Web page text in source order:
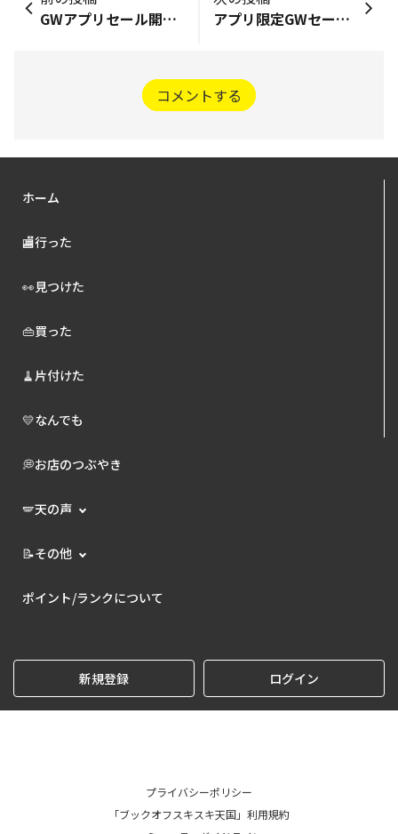
GWアプリセール開催中
アプリ限定GWセール開催中
コメントする
ホーム
🏬行った
👀見つけた
👜買った
🧹片付けた
💛なんでも
💭お店のつぶやき
🪽天の声
📝その他
ポイント/ランクについて
新規登録 ログイン
プライバシーポリシー
「ブックオフスキスキ天国」利用規約